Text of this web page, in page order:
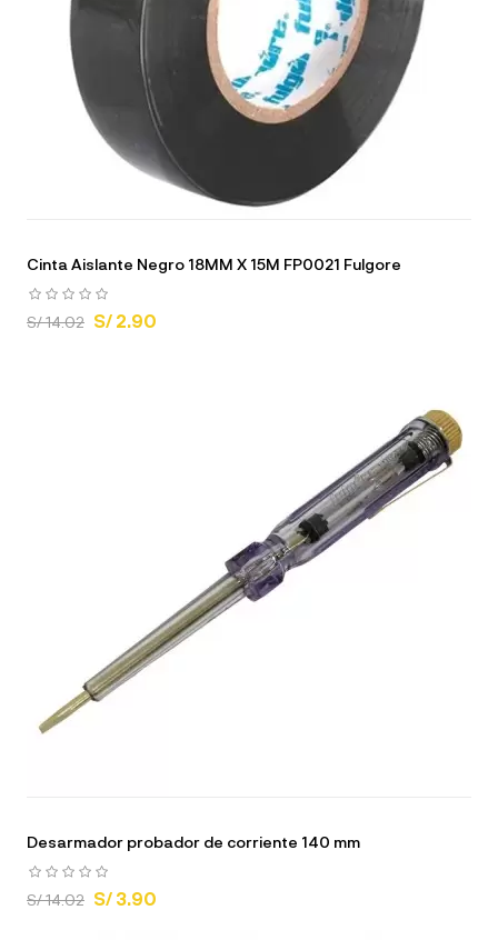
Cinta Aislante Negro 18MM X 15M FP0021 Fulgore
S/ 14.02 S/ 2.90
Desarmador probador de corriente 140 mm
S/ 14.02 S/ 3.90